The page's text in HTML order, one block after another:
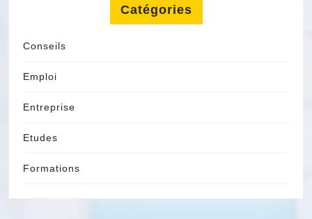
Catégories
Conseils
Emploi
Entreprise
Etudes
Formations